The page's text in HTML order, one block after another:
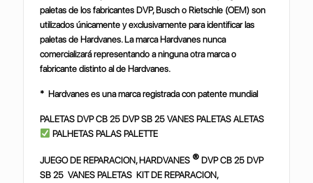
paletas de los fabricantes DVP, Busch o Rietschle (OEM) son
utilizados únicamente y exclusivamente para identificar las
paletas de Hardvanes. La marca Hardvanes nunca
comercializará representando a ninguna otra marca o
fabricante distinto al de Hardvanes.
* Hardvanes es una marca registrada con patente mundial
PALETAS DVP CB 25 DVP SB 25 VANES PALETAS ALETAS
PALHETAS PALAS PALETTE
JUEGO DE REPARACION, HARDVANES ® DVP CB 25 DVP
SB 25 VANES PALETAS KIT DE REPARACION,